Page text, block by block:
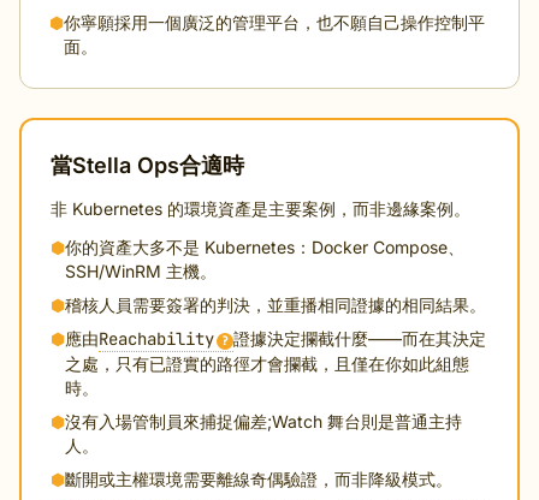
⬢你寧願採用一個廣泛的管理平台，也不願自己操作控制平
面。
當Stella Ops合適時
非 Kubernetes 的環境資產是主要案例，而非邊緣案例。
⬢你的資產大多不是 Kubernetes：Docker Compose、
SSH/WinRM 主機。
⬢稽核人員需要簽署的判決，並重播相同證據的相同結果。
⬢應由Reachability ? 證據決定攔截什麼——而在其決定
之處，只有已證實的路徑才會攔截，且僅在你如此組態
時。
⬢沒有入場管制員來捕捉偏差;Watch 舞台則是普通主持
人。
⬢斷開或主權環境需要離線奇偶驗證，而非降級模式。